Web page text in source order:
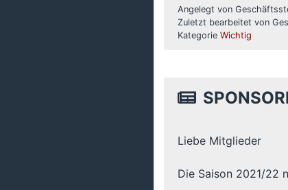
Angelegt von
Zuletzt bearbeitet von
Kategorie Wichtig
Liebe Mitglieder
Die Saison 2021/22